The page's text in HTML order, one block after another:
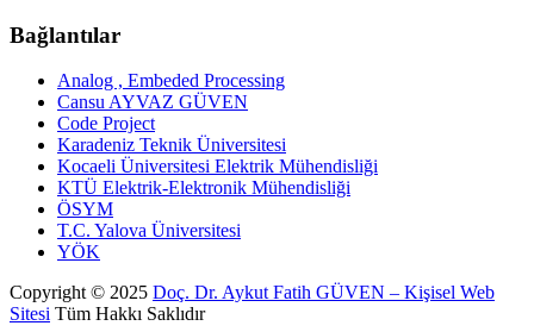
Bağlantılar
Analog , Embeded Processing
Cansu AYVAZ GÜVEN
Code Project
Karadeniz Teknik Üniversitesi
Kocaeli Üniversitesi Elektrik Mühendisliği
KTÜ Elektrik-Elektronik Mühendisliği
ÖSYM
T.C. Yalova Üniversitesi
YÖK
Copyright © 2025 Doç. Dr. Aykut Fatih GÜVEN – Kişisel Web
Sitesi Tüm Hakkı Saklıdır